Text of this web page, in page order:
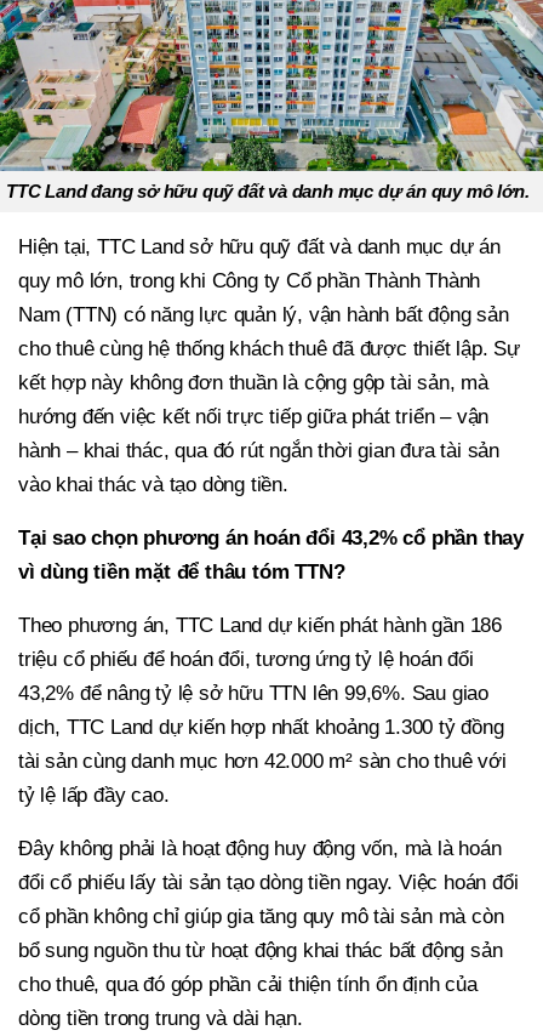
TTC Land đang sở hữu quỹ đất và danh mục dự án quy mô lớn.
Hiện tại, TTC Land sở hữu quỹ đất và danh mục dự án
quy mô lớn, trong khi Công ty Cổ phần Thành Thành
Nam (TTN) có năng lực quản lý, vận hành bất động sản
cho thuê cùng hệ thống khách thuê đã được thiết lập. Sự
kết hợp này không đơn thuần là cộng gộp tài sản, mà
hướng đến việc kết nối trực tiếp giữa phát triển – vận
hành – khai thác, qua đó rút ngắn thời gian đưa tài sản
vào khai thác và tạo dòng tiền.
Tại sao chọn phương án hoán đổi 43,2% cổ phần thay
vì dùng tiền mặt để thâu tóm TTN?
Theo phương án, TTC Land dự kiến phát hành gần 186
triệu cổ phiếu để hoán đổi, tương ứng tỷ lệ hoán đổi
43,2% để nâng tỷ lệ sở hữu TTN lên 99,6%. Sau giao
dịch, TTC Land dự kiến hợp nhất khoảng 1.300 tỷ đồng
tài sản cùng danh mục hơn 42.000 m² sàn cho thuê với
tỷ lệ lấp đầy cao.
Đây không phải là hoạt động huy động vốn, mà là hoán
đổi cổ phiếu lấy tài sản tạo dòng tiền ngay. Việc hoán đổi
cổ phần không chỉ giúp gia tăng quy mô tài sản mà còn
bổ sung nguồn thu từ hoạt động khai thác bất động sản
cho thuê, qua đó góp phần cải thiện tính ổn định của
dòng tiền trong trung và dài hạn.